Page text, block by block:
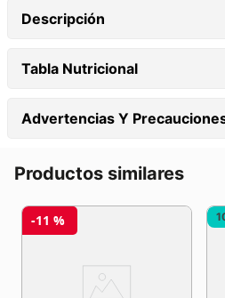
Descripción
Tabla Nutricional
Advertencias Y
Productos similares
-11 %